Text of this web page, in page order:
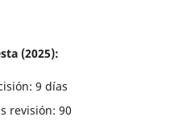
(2025):
9 días
revisión: 90